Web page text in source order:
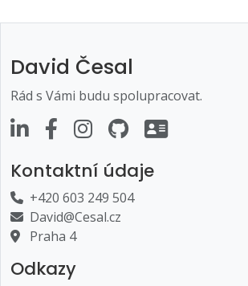
David Česal
Rád s Vámi budu spolupracovat.
Kontaktní údaje
+420 603 249 504
David@Cesal.cz
Praha 4
Odkazy